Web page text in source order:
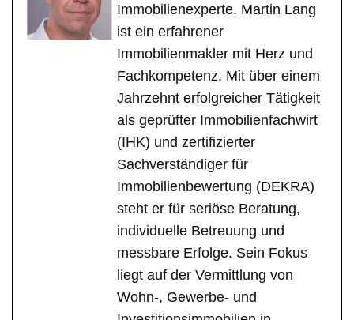
Immobilienexperte. Martin Lang
ist ein erfahrener
Immobilienmakler mit Herz und
Fachkompetenz. Mit über einem
Jahrzehnt erfolgreicher Tätigkeit
als geprüfter Immobilienfachwirt
(IHK) und zertifizierter
Sachverständiger für
Immobilienbewertung (DEKRA)
steht er für seriöse Beratung,
individuelle Betreuung und
messbare Erfolge. Sein Fokus
liegt auf der Vermittlung von
Wohn-, Gewerbe- und